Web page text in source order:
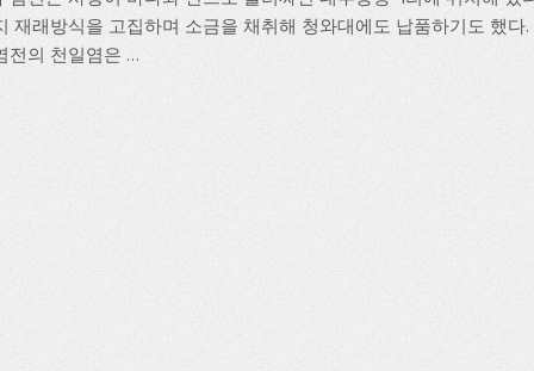
재래방식을 고집하며 소금을 채취해 청와대에도 납품하기도 했다
전의 천일염은 ...